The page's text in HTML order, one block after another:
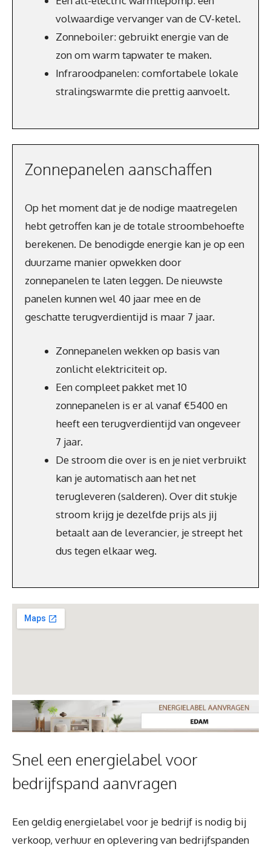
volwaardige vervanger van de CV-ketel.
Zonneboiler: gebruikt energie van de
zon om warm tapwater te maken.
Infraroodpanelen: comfortabele lokale
stralingswarmte die prettig aanvoelt.
Zonnepanelen aanschaffen
Op het moment dat je de nodige maatregelen
hebt getroffen kan je de totale stroombehoefte
berekenen. De benodigde energie kan je op een
duurzame manier opwekken door
zonnepanelen te laten leggen. De nieuwste
panelen kunnen wel 40 jaar mee en de
geschatte terugverdientijd is maar 7 jaar.
Zonnepanelen wekken op basis van
zonlicht elektriciteit op.
Een compleet pakket met 10
zonnepanelen is er al vanaf €5400 en
heeft een terugverdientijd van ongeveer
7 jaar.
De stroom die over is en je niet verbruikt
kan je automatisch aan het net
terugleveren (salderen). Over dit stukje
stroom krijg je dezelfde prijs als jij
betaalt aan de leverancier, je streept het
dus tegen elkaar weg.
Snel een energielabel voor
bedrijfspand aanvragen
Een geldig energielabel voor je bedrijf is nodig bij
verkoop, verhuur en oplevering van bedrijfspanden